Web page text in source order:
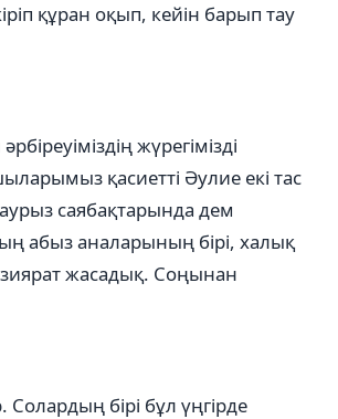
құран оқып, кейін барып тау
жүрегімізді
қасиетті Әулие екі тас
саябақтарында дем
абыз аналарының бірі, халық
зиярат жасадық. Соңынан
бірі бұл үңгірде